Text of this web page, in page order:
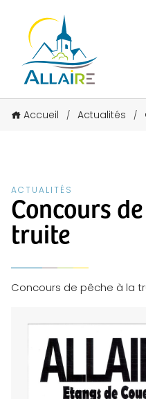
Accueil / Actualités /
ACTUALITÉS
Concours
truite
Concours de pêche à la